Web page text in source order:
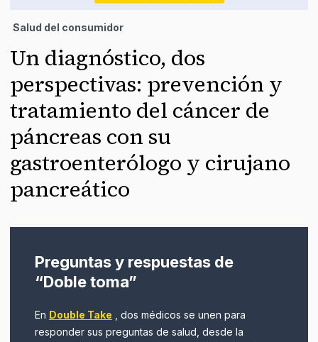
Salud del consumidor
Un diagnóstico, dos
perspectivas: prevención y
tratamiento del cáncer de
páncreas con su
gastroenterólogo y cirujano
pancreático
Preguntas y respuestas de
“Doble toma”
En Double Take , dos médicos se unen para
responder sus preguntas de salud, desde la